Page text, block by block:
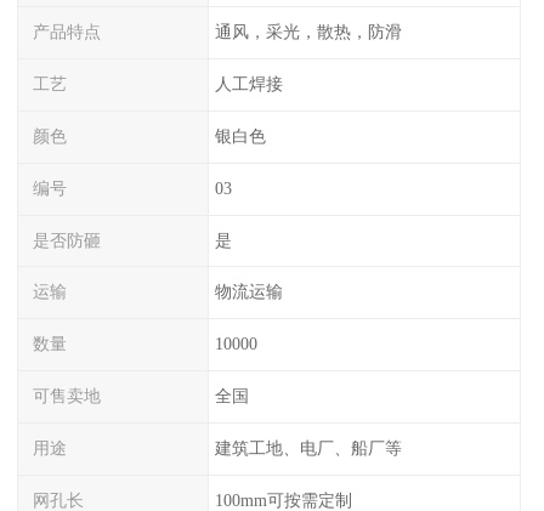
产品特点 通风，采光，散热，防滑
工艺 人工焊接
颜色 银白色
编号 03
是否防砸 是
运输 物流运输
数量 10000
可售卖地 全国
用途 建筑工地、电厂、船厂等
网孔长 100mm可按需定制